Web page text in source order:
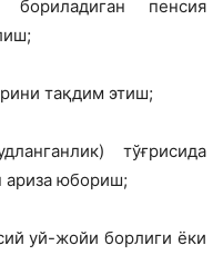
пенсия
тақдим этиш;
тўғрисида
ариза юбориш;
уй-жойи борлиги ёки